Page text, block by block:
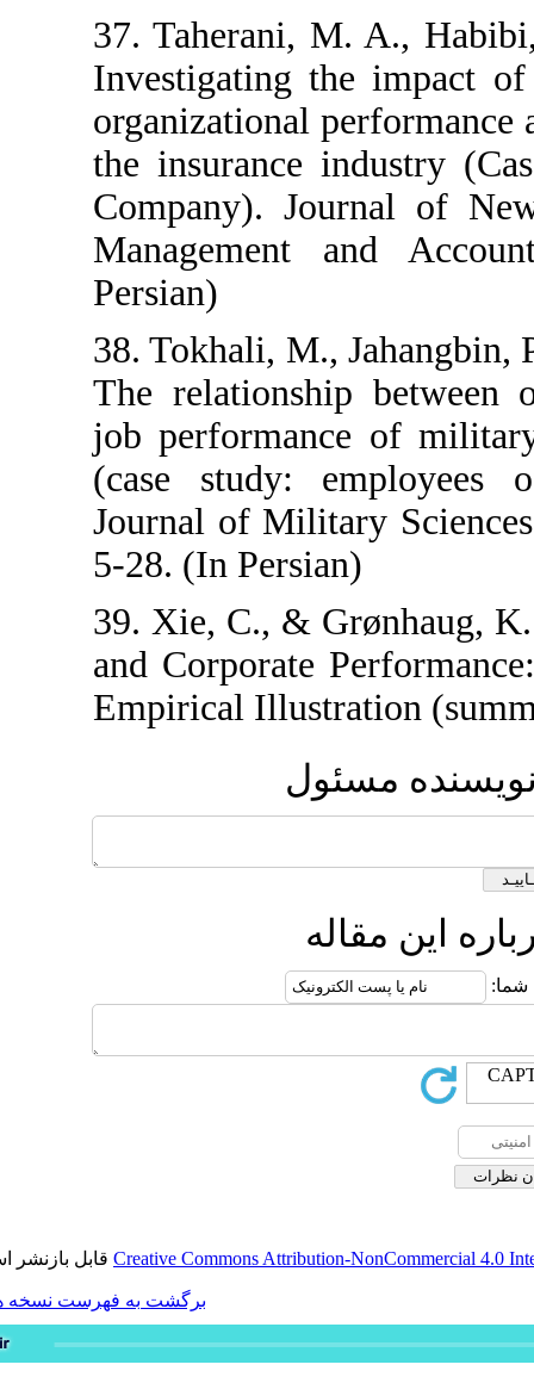
37. Taherani,
Investigating
organizational
the insurance
Company).
Management
38. Tokhali,
The
job
(case study:
Journal of
5-28. (In
39. Xie, C., &
and Corporate
Empirical
Creative Commonsقابل بازنشر است.
برگشت به فهرست نسخه ها